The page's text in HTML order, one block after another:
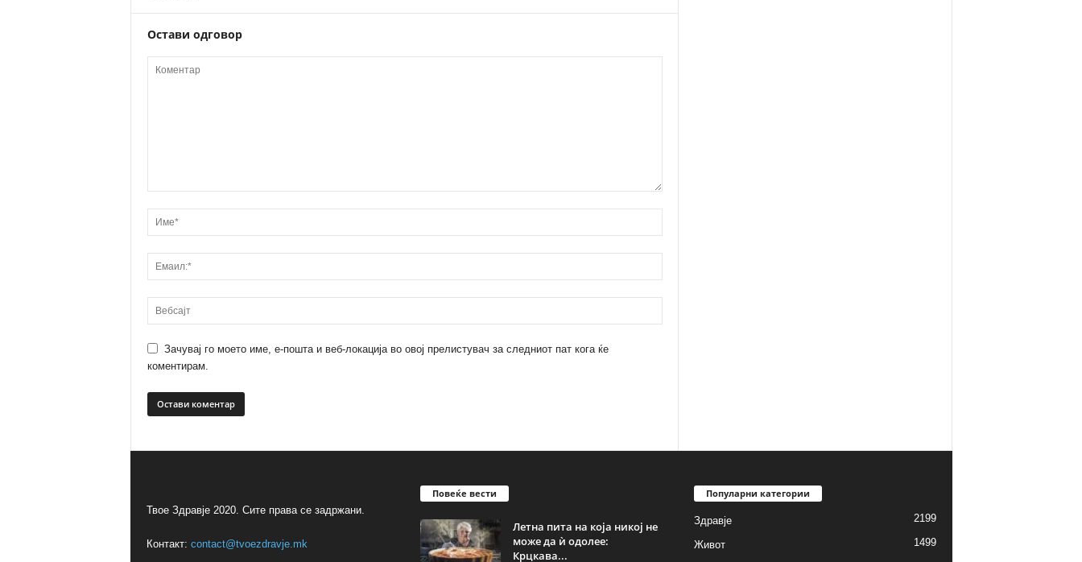
Остави одговор
Зачувај го моето име, е-пошта и веб-локација во овој прелистувач за следниот пат кога ќе
коментирам.
Твое Здравје 2020. Сите права се задржани.
Контакт: contact@tvoezdravje.mk
Повеќе вести
Летна пита на која никој не
може да ѝ одолее:
Крцкава...
Популарни категории
Здравје 2199
Живот
1499